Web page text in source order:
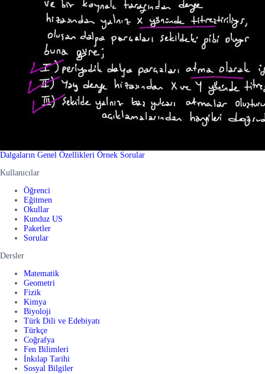
Dalgaların Genel Özellikleri Örnek Sorular
Kullanıcılar
Öğrenci
Eğitmen
Okullar
Kunduz US
Paketler
Sorular
Dersler
Matematik
Geometri
Fizik
Kimya
Biyoloji
Türk Dili ve Edebiyatı
Türkçe
Coğrafya
Fen Bilimleri
İnkılap Tarihi
Sosyal Bilgiler